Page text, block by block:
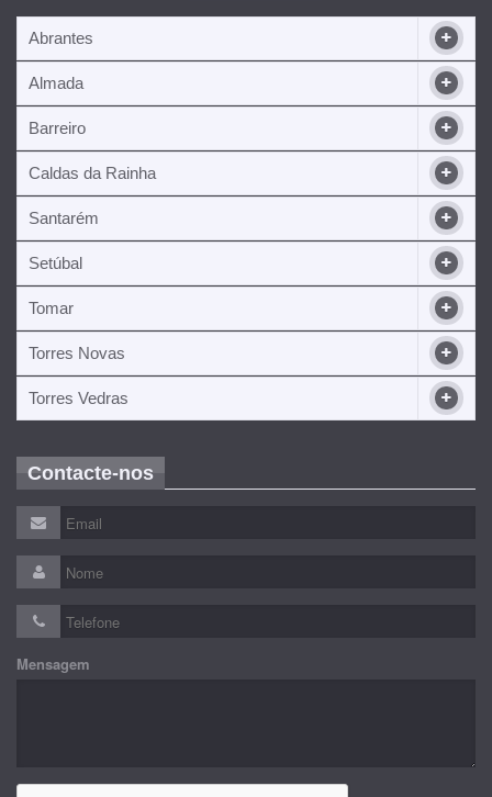
Abrantes
Almada
Barreiro
Caldas da Rainha
Santarém
Setúbal
Tomar
Torres Novas
Torres Vedras
Contacte-nos
Mensagem